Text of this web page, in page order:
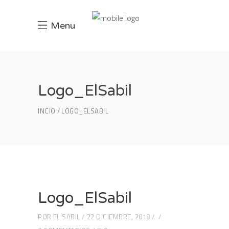
Menu
Logo_ElSabil
INCIO LOGO_ELSABIL
Logo_ElSabil
POR EL SABIL
22 DICIEMBRE, 2018